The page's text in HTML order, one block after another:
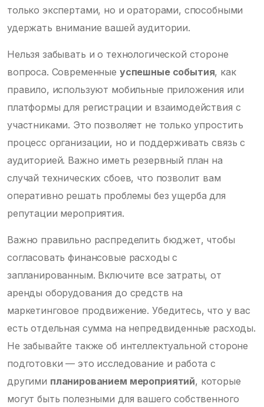
только экспертами, но и ораторами, способными
удержать внимание вашей аудитории.
Нельзя забывать и о технологической стороне
вопроса. Современные успешные события, как
правило, используют мобильные приложения или
платформы для регистрации и взаимодействия с
участниками. Это позволяет не только упростить
процесс организации, но и поддерживать связь с
аудиторией. Важно иметь резервный план на
случай технических сбоев, что позволит вам
оперативно решать проблемы без ущерба для
репутации мероприятия.
Важно правильно распределить бюджет, чтобы
согласовать финансовые расходы с
запланированным. Включите все затраты, от
аренды оборудования до средств на
маркетинговое продвижение. Убедитесь, что у вас
есть отдельная сумма на непредвиденные расходы.
Не забывайте также об интеллектуальной стороне
подготовки — это исследование и работа с
другими планированием мероприятий, которые
могут быть полезными для вашего собственного